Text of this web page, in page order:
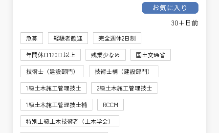
お気に入り
30+日前
急募 経験者歓迎
完全週休2日制
年間休日120日以上
残業少なめ
国土交通省
技術士（建設部門）
技術士補（建設部門）
1級土木施工管理技士
2級土木施工管理技士
1級土木施工管理技士補
RCCM
特別上級土木技術者（土木学会）